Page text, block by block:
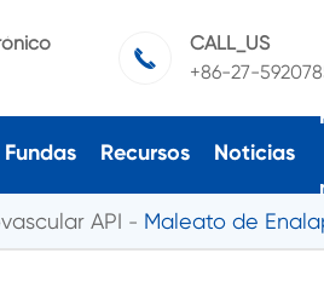

CALL_US
+86-27-
Fundas Recursos Noticias
API Maleato de